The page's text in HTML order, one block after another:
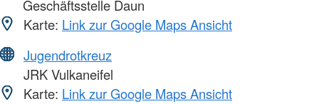
Geschäftsstelle Daun
Karte: Link zur Google Maps Ansicht
Jugendrotkreuz
JRK Vulkaneifel
Karte: Link zur Google Maps Ansicht